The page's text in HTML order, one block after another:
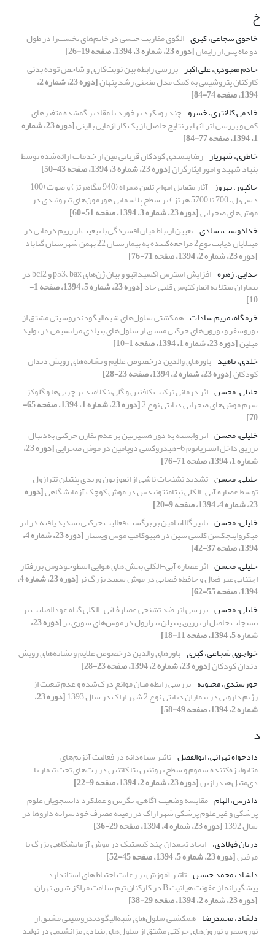
خ
خاجوی شجاعی، کبری الگوی مقاربت جنسی در خانم‌های نخست‌زا در طول
دو ماه پس از زایمان[دوره 23، شماره 3، 1394، صفحه 19-26]
خادم معبودی، علی اکبر بررسی رابطه بین نوبت‌کاری و شاخص توده بدنی
کارکنان پتروشیمی به کمک مدل منحنی رشد پنهان [دوره 23، شماره 2،
1394، صفحه 74-84]
خادمی کلانتری، خسرو چند رویکرد برخورد با مقادیر گمشده‌ متغیرهای
کمی و بررسی اثر آنها بر نتایج حاصل از یک کارآزمایی‌ بالینی [دوره 23، شماره
1، 1394، صفحه 77-84]
خاطری، شهریار رضایتمندی کودکان قربانی مین از خدمات ارائه‌شده توسط
بنیاد شهید و امور ایثارگران[دوره 23، شماره 3، 1394، صفحه 43-50]
خاکپور، بهروز
آثار متقابل امواج تلفن همراه (940 مگاهرتز) و صوت (100
دسی‌بل، 700 تا 5700 هرتز ) بر سطح پلاسمایی هورمون‌های تیروئیدی در
موش‌های صحرایی[دوره 23، شماره 3، 1394، صفحه 51-60]
خدادوست، شادی تعیین ارتباط میان افسردگی با تبعیت از رژیم درمانی در
مبتلایان دیابت نوع2 مراجعه‌کننده به بیمارستان 22 بهمن شهرستان گناباد
[دوره 23، شماره 2، 1394، صفحه 71-76]
خدایی، زهره
افزایش استرس اکسیداتیو و بیان ژن‌های p53، bax و bcl2 در
بیماران مبتلا به انفارکتوس قلبی حاد [دوره 23، شماره 5، 1394، صفحه 1-
10]
خرمگاه، مریم سادات همکشتی سلول‌های شبه‌الیگودندروسیتی مشتق از
نوروسفر و نورون‌های حرکتی مشتق از سلول‌های بنیادی مزانشیمی در تولید
میلین[دوره 23، شماره 1، 1394، صفحه 1-10]
خلدی، ناهید باورهای والدین درخصوص علایم و نشانه‌های رویش دندان
کودکان[دوره 23، شماره 2، 1394، صفحه 23-28]
خلیلی، محسن اثر درمانی ترکیب کافئین و گلی‌بنکلامید بر چربی‌ها و گلوکز
سرم موش‌های صحرایی دیابتی نوع 2 [دوره 23، شماره 1، 1394، صفحه 65-
70]
خلیلی، محسن اثر وابسته به دوز هسپرتین بر عدم تقارن حرکتی به‌دنبال
تزریق داخل استریاتوم 6-هیدروکسی دوپامین در موش صحرایی [دوره 23،
شماره 1، 1394، صفحه 71-76]
خلیلی، محسن تشدید تشنجات ناشی از انفوزیون وریدی پنتیلن تترازول
توسط عصاره آبی ـ الکلی نپتامنتوئیدس در موش کوچک آزمایشگاهی[دوره
23، شماره 4، 1394، صفحه 9-20]
خلیلی، محسن تاثیر گالانتامین بر برگشت فعالیت حرکتی تشدید یافته در اثر
میکرواینجکشن کلشی سین در هیپوکامپ موش ویستار [دوره 23، شماره 4،
1394، صفحه 37-42]
خلیلی، محسن اثر عصاره آبی-الکلی بخش های هوایی اسطوخودوس بررفتار
اجتنابی غیر فعال و حافظه فضایی در موش سفید بزرگ نر [دوره 23، شماره 4،
1394، صفحه 55-62]
خلیلی، محسن بررسی اثر ضد تشنجی عصارۀ آبی-الکلی گیاه عودالصلیب بر
تشنجات حاصل از تزریق پنتیلن تترازول در موش‌های سوری نر [دوره 23،
شماره 5، 1394، صفحه 11-18]
خواجوی شجاعی، کبری باورهای والدین درخصوص علایم و نشانه‌های رویش
دندان کودکان[دوره 23، شماره 2، 1394، صفحه 23-28]
خورسندی، محبوبه بررسی رابطه میان موانع درک‌شده و عدم تبعیت از
رژیم دارویی در بیماران دیابتی نوع 2 شهر اراک در سال 1393 [دوره 23،
شماره 2، 1394، صفحه 49-58]
د
دادخواه تهرانی، ابوالفضل تاثیر سیاه‌دانه در فعالیت آنزیم‌های
متابولیزه‌کننده سموم و سطح پروتئین بتا کاتنین در رت‌های تحت تیمار با
دی‌متیل‌هیدرازین[دوره 23، شماره 2، 1394، صفحه 9-22]
دادرس، الهام مقایسه وضعیت آگاهی، نگرش و عملکرد دانشجویان علوم
پزشکی و غیرعلوم پزشکی شهر اراک در زمینه مصرف خودسرانه داروها در
سال 1392
[دوره 23، شماره 4، 1394، صفحه 29-36]
دربان فولادی، ایجاد تخمدان چند کیستیک در موش آزمایشگاهی بزرگ با
مرفین[دوره 23، شماره 5، 1394، صفحه 45-52]
دلشاد، محمد حسین تاثیر آموزش بر رعایت احتیاط های استاندارد
پیشگیرانه از عفونت هپاتیت B در کارکنان تیم سلامت مراکز شرق تهران
[دوره 23، شماره 2، 1394، صفحه 29-38]
دلشاد، محمدرضا همکشتی سلول‌های شبه‌الیگودندروسیتی مشتق از
نوروسفر و نورون‌های حرکتی مشتق از سلول‌های بنیادی مزانشیمی در تولید